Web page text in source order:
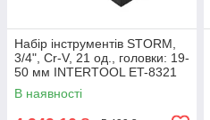
Набір інструментів STORM,
3/4", Cr-V, 21 од., головки: 19-
50 мм INTERTOOL ET-8321
В наявності